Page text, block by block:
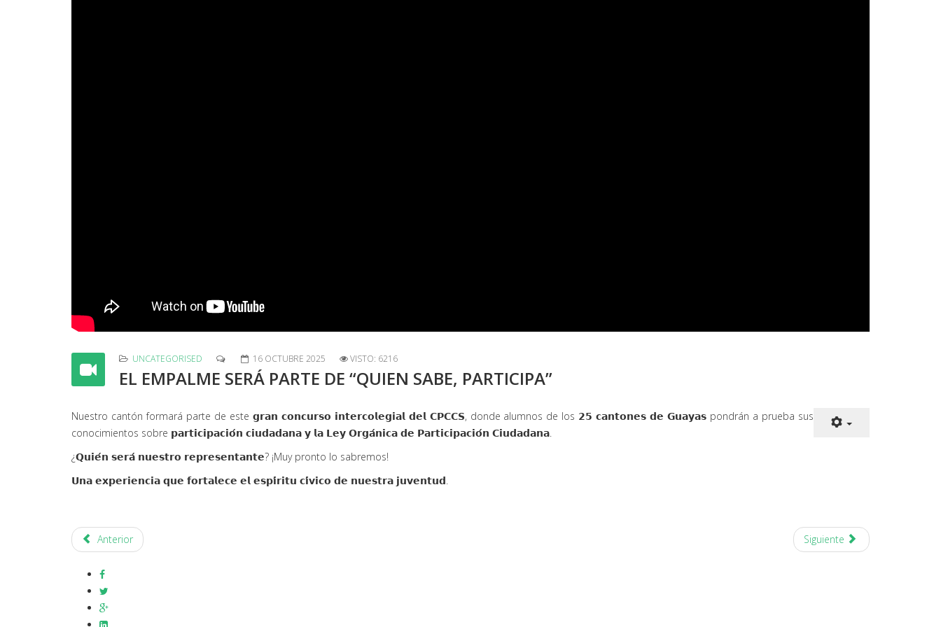
UNCATEGORISED 16 OCTUBRE 2025 VISTO: 6216
EL EMPALME SERÁ PARTE DE “QUIEN SABE, PARTICIPA”
Nuestro cantón formará parte de este 𝗴𝗿𝗮𝗻 𝗰𝗼𝗻𝗰𝘂𝗿𝘀𝗼 𝗶𝗻𝘁𝗲𝗿𝗰𝗼𝗹𝗲𝗴𝗶𝗮𝗹 𝗱𝗲𝗹 𝗖𝗣𝗖𝗖𝗦, donde alumnos de los 𝟮𝟱 𝗰𝗮𝗻𝘁𝗼𝗻𝗲𝘀 𝗱𝗲 𝗚𝘂𝗮𝘆𝗮𝘀 pondrán a prueba sus
conocimientos sobre 𝗽𝗮𝗿𝘁𝗶𝗰𝗶𝗽𝗮𝗰𝗶𝗼́𝗻 𝗰𝗶𝘂𝗱𝗮𝗱𝗮𝗻𝗮 𝘆 𝗹𝗮 𝗟𝗲𝘆 𝗢𝗿𝗴𝗮́𝗻𝗶𝗰𝗮 𝗱𝗲 𝗣𝗮𝗿𝘁𝗶𝗰𝗶𝗽𝗮𝗰𝗶𝗼́𝗻 𝗖𝗶𝘂𝗱𝗮𝗱𝗮𝗻𝗮.
¿𝗤𝘂𝗶𝗲́𝗻 𝘀𝗲𝗿𝗮́ 𝗻𝘂𝗲𝘀𝘁𝗿𝗼 𝗿𝗲𝗽𝗿𝗲𝘀𝗲𝗻𝘁𝗮𝗻𝘁𝗲? ¡Muy pronto lo sabremos!
𝗨𝗻𝗮 𝗲𝘅𝗽𝗲𝗿𝗶𝗲𝗻𝗰𝗶𝗮 𝗾𝘂𝗲 𝗳𝗼𝗿𝘁𝗮𝗹𝗲𝗰𝗲 𝗲𝗹 𝗲𝘀𝗽𝗶́𝗿𝗶𝘁𝘂 𝗰𝗶́𝘃𝗶𝗰𝗼 𝗱𝗲 𝗻𝘂𝗲𝘀𝘁𝗿𝗮 𝗷𝘂𝘃𝗲𝗻𝘁𝘂𝗱.
Anterior Siguiente